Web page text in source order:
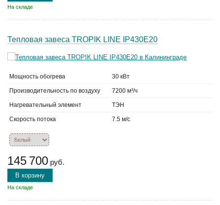
На складе
Тепловая завеса TROPIK LINE IP430E20
Мощность обогрева 30 кВт
Производительность по воздуху 7200 м³/ч
Нагревательный элемент ТЭН
Скорость потока 7.5 м/с
145 700 руб.
В корзину
На складе